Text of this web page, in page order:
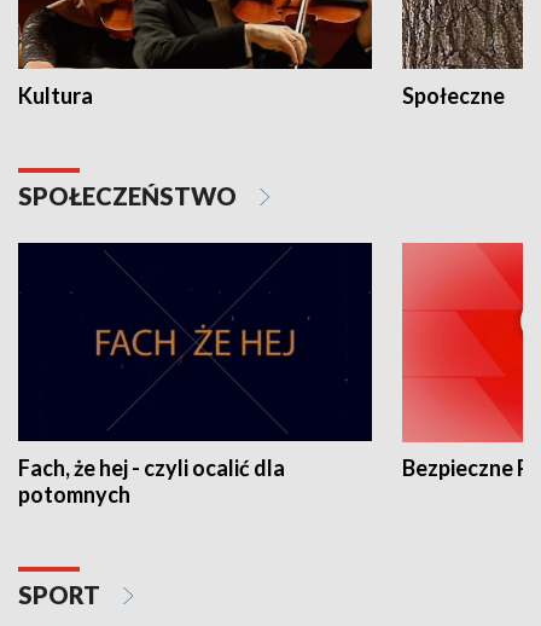
Kultura Społeczne
SPOŁECZEŃSTWO
Fach, że hej - czyli ocalić dla
potomnych
Bezpieczne
SPORT